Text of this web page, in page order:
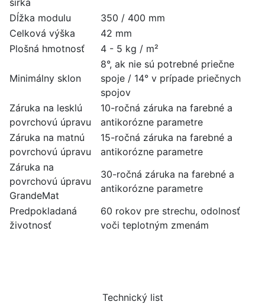
šírka
Dĺžka modulu
350 / 400 mm
Celková výška
42 mm
Plošná hmotnosť
4 - 5 kg / m²
Minimálny sklon
8°, ak nie sú potrebné priečne
spoje / 14° v prípade priečnych
spojov
Záruka na lesklú
povrchovú úpravu
10-ročná záruka na farebné a
antikorózne parametre
Záruka na matnú
povrchovú úpravu
15-ročná záruka na farebné a
antikorózne parametre
Záruka na
povrchovú úpravu
GrandeMat
30-ročná záruka na farebné a
antikorózne parametre
Predpokladaná
životnosť
60 rokov pre strechu, odolnosť
voči teplotným zmenám
Technický list